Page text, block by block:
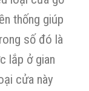
thống giúp
số đó là
lắp ở gian
cửa này